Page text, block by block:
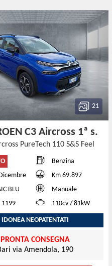
21
C3 Aircross 1ª s.
PureTech 110 S&S Feel
Benzina
Km 69.897
BLU
Manuale
1199
110cv / 81kW
IDONEA NEOPATENTATI
PRONTA CONSEGNA
via Amendola, 190